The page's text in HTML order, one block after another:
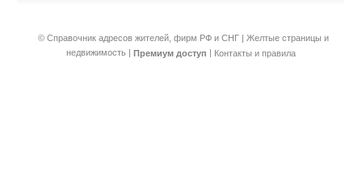
© Справочник адресов жителей, фирм РФ и СНГ | Желтые страницы и
недвижимость | Премиум доступ | Контакты и правила